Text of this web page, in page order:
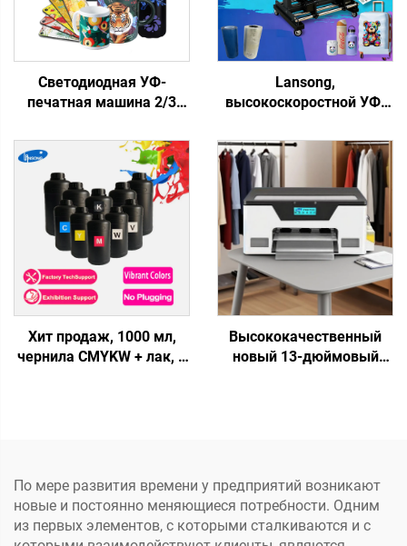
Светодиодная УФ-
печатная машина 2/3
6090, УФ-планшетный
принтер для жестких
материалов, печать
чехлов для телефонов,
акрила, металла
Lansong,
высокоскоростной УФ-
I3200U1, 3/4 головки,
многофункциональный
ламинатор, рулонная
печать до 60 см, для
логотипов, наклеек
Хит продаж, 1000 мл,
чернила CMYKW + лак, 6
Высококачественный
новый 13-дюймовый
кепках, обуви, джинсах,
носках
По мере развития времени у предприятий возникают
новые и постоянно меняющиеся потребности. Одним
из первых элементов, с которыми сталкиваются и с